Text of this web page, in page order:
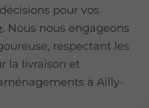
pour vos
. Nous nous engageons
respectant les
la livraison et
à Ailly-